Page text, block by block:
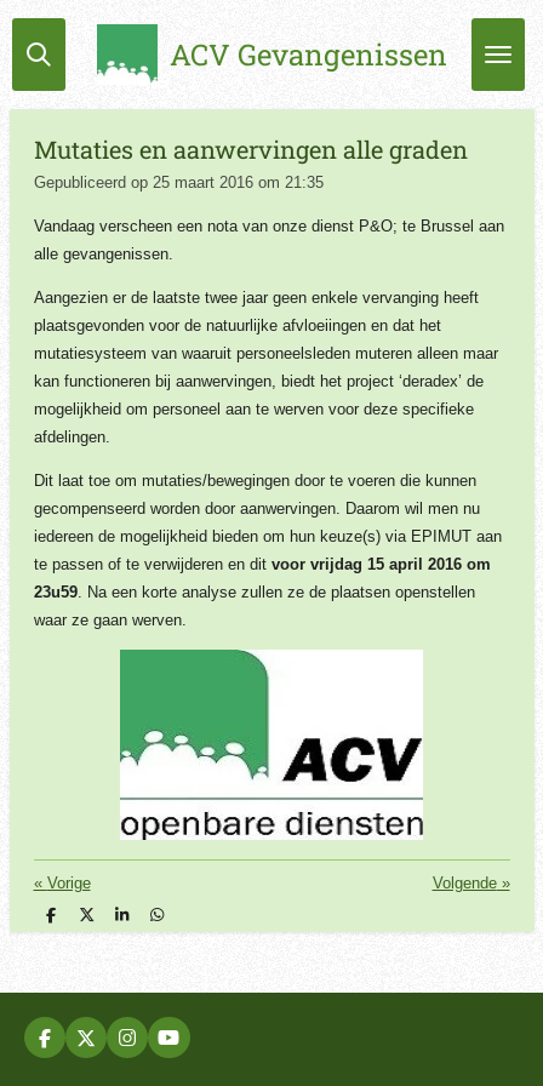
Ga
direct
de
hoofdinhoud
ACV Gevangenissen
Mutaties en aanwervingen alle graden
Gepubliceerd op 25 maart 2016 om 21:35
Vandaag verscheen een nota van onze dienst P&O; te Brussel aan
alle gevangenissen.
Aangezien er de laatste twee jaar geen enkele vervanging heeft
plaatsgevonden voor de natuurlijke afvloeiingen en dat het
mutatiesysteem van waaruit personeelsleden muteren alleen maar
kan functioneren bij aanwervingen, biedt het project ‘deradex’ de
mogelijkheid om personeel aan te werven voor deze specifieke
afdelingen.
Dit laat toe om mutaties/bewegingen door te voeren die kunnen
gecompenseerd worden door aanwervingen. Daarom wil men nu
iedereen de mogelijkheid bieden om hun keuze(s) via EPIMUT aan
te passen of te verwijderen en dit voor vrijdag 15 april 2016 om
23u59. Na een korte analyse zullen ze de plaatsen openstellen
waar ze gaan werven.
« Vorige Volgende»
D
e
D
e
S
h
D
e
F
a
X
I
n
Y
o